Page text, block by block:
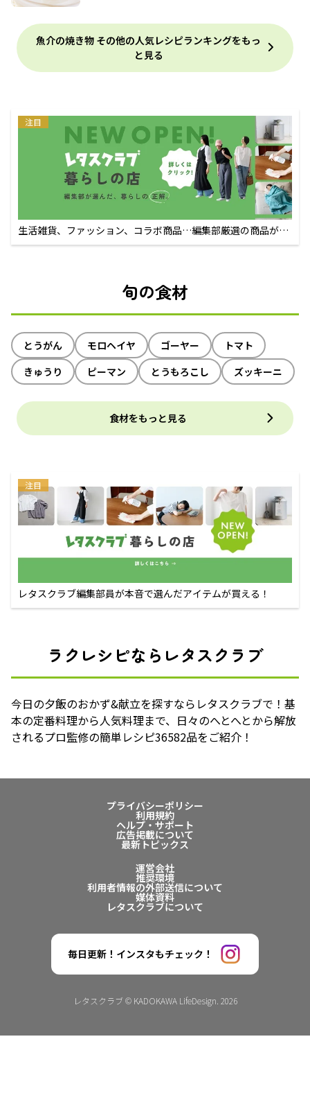
魚介の焼き物 その他の人気レシピランキングをもっ
と見る
注目
生活雑貨、ファッション、コラボ商品…編集部厳選の商品が買
えるECサイト
旬の食材
とうがん モロヘイヤ ゴーヤー
トマト
きゅうり
ピーマン とうもろこし ズッキーニ
食材をもっと見る
注目
レタスクラブ編集部員が本音で選んだアイテムが買える！
ラクレシピならレタスクラブ
今日の夕飯のおかず&献立を探すならレタスクラブで！基
本の定番料理から人気料理まで、日々のへとへとから解放
されるプロ監修の簡単レシピ36582品をご紹介！
プライバシーポリシー
利用規約
ヘルプ・サポート
広告掲載について
最新トピックス
運営会社
推奨環境
利用者情報の外部送信について
媒体資料
レタスクラブについて
毎日更新！インスタもチェック！
レタスクラブ © KADOKAWA LifeDesign. 2026